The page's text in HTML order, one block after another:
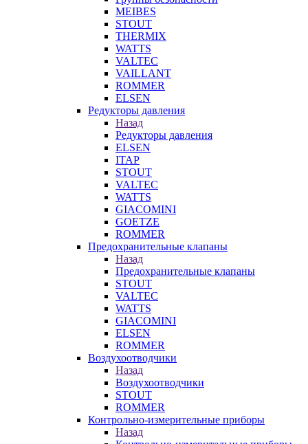
MEIBES
STOUT
THERMIX
WATTS
VALTEC
VAILLANT
ROMMER
ELSEN
Редукторы давления
Назад
Редукторы давления
ELSEN
ITAP
STOUT
VALTEC
WATTS
GIACOMINI
GOETZE
ROMMER
Предохранительные клапаны
Назад
Предохранительные клапаны
STOUT
VALTEC
WATTS
GIACOMINI
ELSEN
ROMMER
Воздухоотводчики
Назад
Воздухоотводчики
STOUT
ROMMER
Контрольно-измерительные приборы
Назад